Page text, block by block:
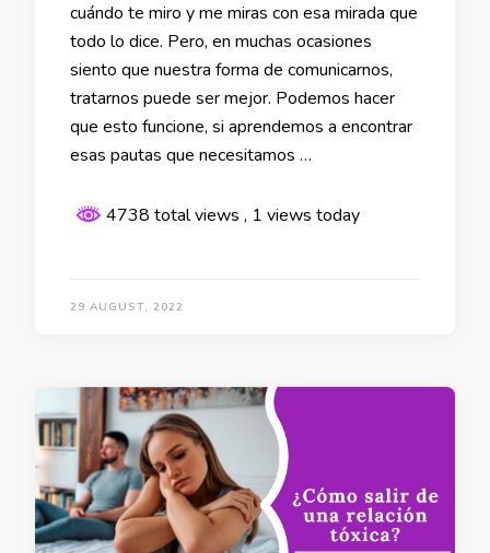
cuándo te miro y me miras con esa mirada que
todo lo dice. Pero, en muchas ocasiones
siento que nuestra forma de comunicarnos,
tratarnos puede ser mejor. Podemos hacer
que esto funcione, si aprendemos a encontrar
esas pautas que necesitamos …
4738 total views , 1 views today
29 AUGUST, 2022